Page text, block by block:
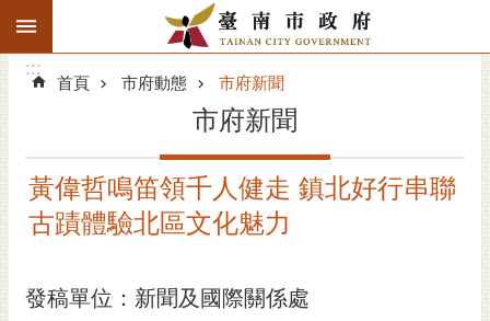
跳到主要內容區塊
搜
階
精彩府城
市府團隊
:::
:::
首頁 市府動態 市府新聞
市府新聞
黃偉哲鳴笛領千人健走 鎮北好行串聯
古蹟體驗北區文化魅力
發稿單位：新聞及國際關係處